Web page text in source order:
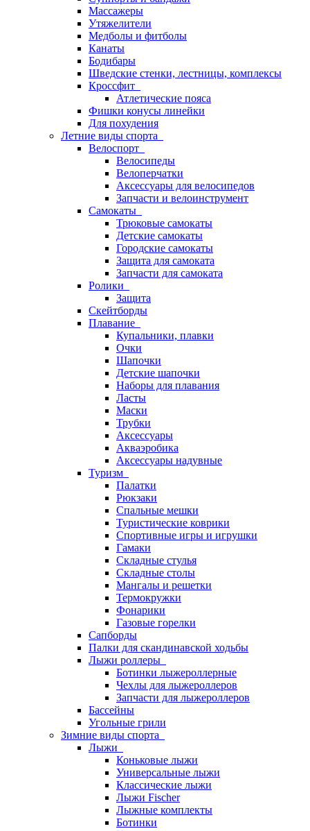
Массажеры
Утяжелители
Медболы и фитболы
Канаты
Бодибары
Шведские стенки, лестницы, комплексы
Кроссфит
Атлетические пояса
Фишки конусы линейки
Для похудения
Летние виды спорта
Велоспорт
Велосипеды
Велоперчатки
Аксессуары для велосипедов
Запчасти и велоинструмент
Самокаты
Трюковые самокаты
Детские самокаты
Городские самокаты
Защита для самоката
Запчасти для самоката
Ролики
Защита
Скейтборды
Плавание
Купальники, плавки
Очки
Шапочки
Детские шапочки
Наборы для плавания
Ласты
Маски
Трубки
Аксессуары
Акваэробика
Аксессуары надувные
Туризм
Палатки
Рюкзаки
Спальные мешки
Туристические коврики
Спортивные игры и игрушки
Гамаки
Складные стулья
Складные столы
Мангалы и решетки
Термокружки
Фонарики
Газовые горелки
Сапборды
Палки для скандинавской ходьбы
Лыжи роллеры
Ботинки лыжероллерные
Чехлы для лыжероллеров
Запчасти для лыжероллеров
Бассейны
Угольные грили
Зимние виды спорта
Лыжи
Коньковые лыжи
Универсальные лыжи
Классические лыжи
Лыжи Fischer
Лыжные комплекты
Ботинки